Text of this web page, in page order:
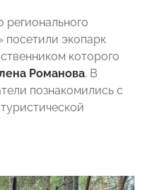
регионального
экопарк
которого
Романова. В
познакомились с